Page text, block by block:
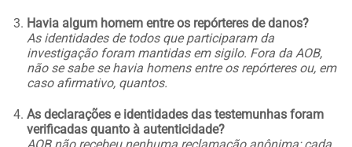
Havia algum homem entre os repórteres de danos?
As identidades de todos que participaram da
investigação foram mantidas em sigilo. Fora da AOB,
não se sabe se havia homens entre os repórteres ou, em
caso afirmativo, quantos.
As declarações e identidades das testemunhas foram
verificadas quanto à autenticidade?
AOB não recebeu nenhuma reclamação anônima; cada